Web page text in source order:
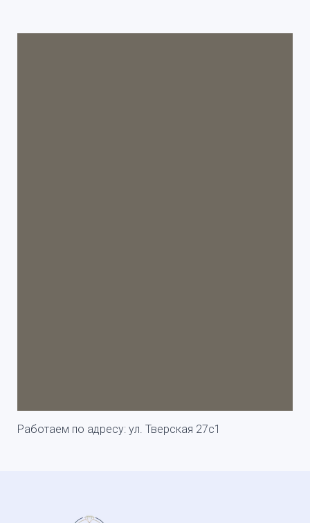
Работаем по адресу: ул. Тверская 27с1